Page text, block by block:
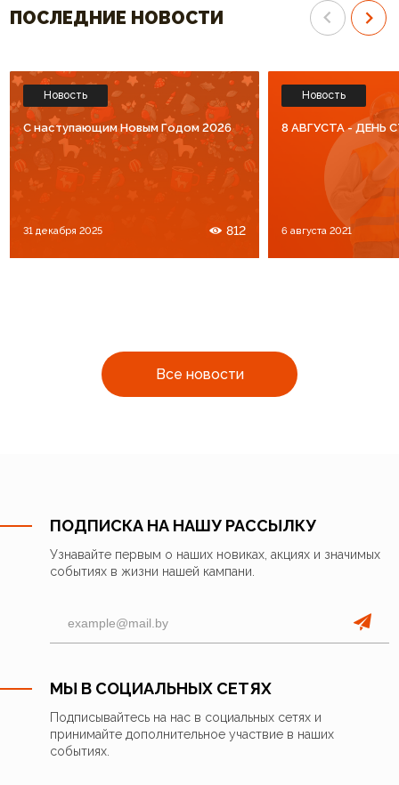
ПОСЛЕДНИЕ НОВОСТИ
Все новости
Новость
C наступающим Новым Годом 2026
31 декабря 2025 812
Новость
8 АВГУСТА - ДЕНЬ
6 августа 2021
ПОДПИСКА НА НАШУ РАССЫЛКУ
Узнавайте первым о наших новиках, акциях и значимых
событиях в жизни нашей кампани.
МЫ В СОЦИАЛЬНЫХ СЕТЯХ
Подписывайтесь на нас в социальных сетях и
принимайте дополнительное участвие в наших
событиях.